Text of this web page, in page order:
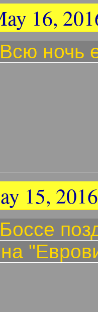
16,
Всю ночь
15, 2016
Боссе